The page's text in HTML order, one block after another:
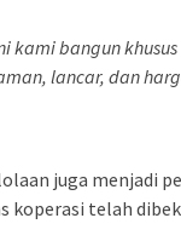
kami bangun
lancar, dan
juga menjadi
koperasi telah